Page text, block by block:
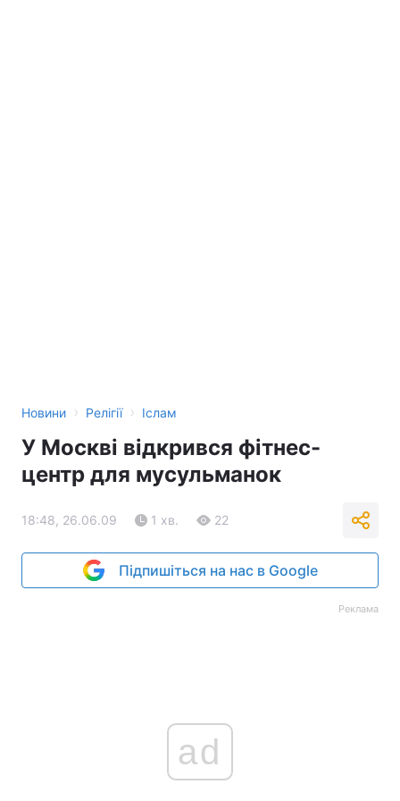
Новини › Релігії › Іслам
У Москві відкрився фітнес-
центр для мусульманок
18:48, 26.06.09 1 хв. 22
Підпишіться на нас в Google
Реклама
ad